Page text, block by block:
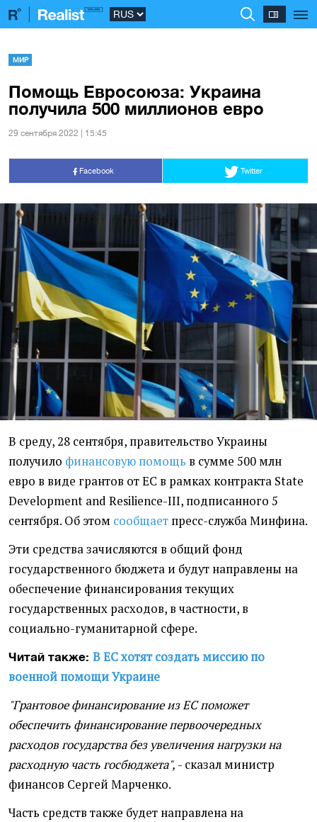
МИР
Помощь Евросоюза: Украина
получила 500 миллионов евро
29 сентября 2022 | 15:45
Facebook Twitter
В среду, 28 сентября, правительство Украины
получило финансовую помощь в сумме 500 млн
евро в виде грантов от ЕС в рамках контракта State
Development and Resilience-III, подписанного 5
сентября. Об этом сообщает пресс-служба Минфина.
Эти средства зачисляются в общий фонд
государственного бюджета и будут направлены на
обеспечение финансирования текущих
государственных расходов, в частности, в
социально-гуманитарной сфере.
Читай также: В ЕС хотят создать миссию по
военной помощи Украине
"Грантовое финансирование из ЕС поможет
обеспечить финансирование первоочередных
расходов государства без увеличения нагрузки на
расходную часть госбюджета", - сказал министр
финансов Сергей Марченко.
Часть средств также будет направлена ​​на